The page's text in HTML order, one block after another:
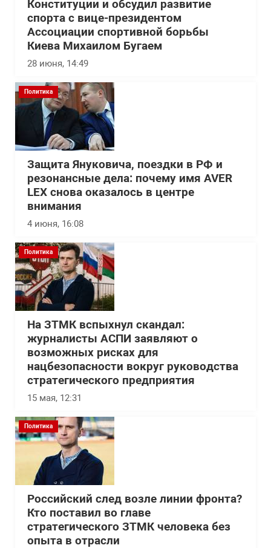
Конституции и обсудил развитие
спорта с вице-президентом
Ассоциации спортивной борьбы
Киева Михаилом Бугаем
28 июня, 14:49
Политика
Защита Януковича, поездки в РФ и
резонансные дела: почему имя AVER
LEX снова оказалось в центре
внимания
4 июня, 16:08
Политика
На ЗТМК вспыхнул скандал:
журналисты АСПИ заявляют о
возможных рисках для
нацбезопасности вокруг руководства
стратегического предприятия
15 мая, 12:31
Политика
Российский след возле линии фронта?
Кто поставил во главе
стратегического ЗТМК человека без
опыта в отрасли